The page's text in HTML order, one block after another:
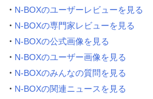
N-BOXのユーザーレビューを見る
N-BOXの専門家レビューを見る
N-BOXの公式画像を見る
N-BOXのユーザー画像を見る
N-BOXのみんなの質問を見る
N-BOXの関連ニュースを見る